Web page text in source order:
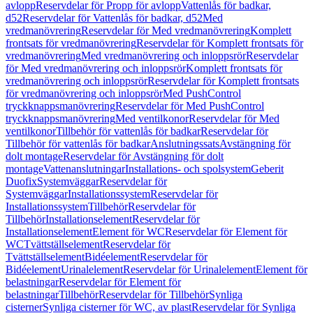
avloppReservdelar för Propp för avloppVattenlås för badkar,
d52Reservdelar för Vattenlås för badkar, d52Med
vredmanövreringReservdelar för Med vredmanövreringKomplett
frontsats för vredmanövreringReservdelar för Komplett frontsats för
vredmanövreringMed vredmanövrering och inloppsrörReservdelar
för Med vredmanövrering och inloppsrörKomplett frontsats för
vredmanövrering och inloppsrörReservdelar för Komplett frontsats
för vredmanövrering och inloppsrörMed PushControl
tryckknappsmanövreringReservdelar för Med PushControl
tryckknappsmanövreringMed ventilkonorReservdelar för Med
ventilkonorTillbehör för vattenlås för badkarReservdelar för
Tillbehör för vattenlås för badkarAnslutningssatsAvstängning för
dolt montageReservdelar för Avstängning för dolt
montageVattenanslutningarInstallations- och spolsystemGeberit
DuofixSystemväggarReservdelar för
SystemväggarInstallationssystemReservdelar för
InstallationssystemTillbehörReservdelar för
TillbehörInstallationselementReservdelar för
InstallationselementElement för WCReservdelar för Element för
WCTvättställselementReservdelar för
TvättställselementBidéelementReservdelar för
BidéelementUrinalelementReservdelar för UrinalelementElement för
belastningarReservdelar för Element för
belastningarTillbehörReservdelar för TillbehörSynliga
cisternerSynliga cisterner för WC, av plastReservdelar för Synliga